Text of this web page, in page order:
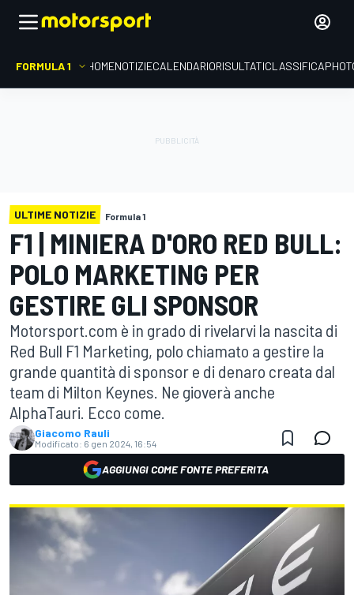
FORMULA 1 HOMENOTIZIECALENDARIORISULTATICLASSIFICA
ULTIME NOTIZIE Formula 1
F1 | MINIERA D'ORO RED BULL:
POLO MARKETING PER
GESTIRE GLI SPONSOR
Motorsport.com è in grado di rivelarvi la nascita di
Red Bull F1 Marketing, polo chiamato a gestire la
grande quantità di sponsor e di denaro creata dal
team di Milton Keynes. Ne gioverà anche
AlphaTauri. Ecco come.
Giacomo Rauli
Modificato: 6 gen 2024, 16:54
AGGIUNGI COME FONTE PREFERITA